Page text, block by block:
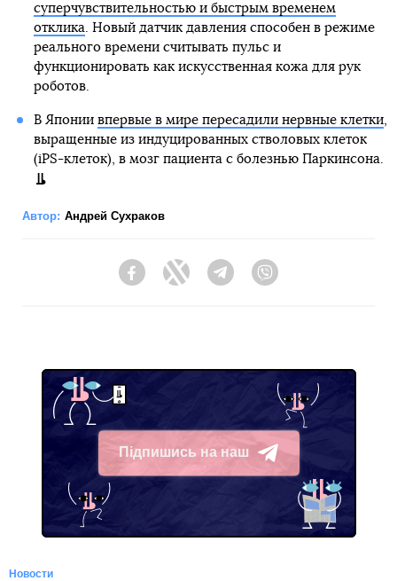
суперчувствительностью и быстрым временем
отклика . Новый датчик давления способен в режиме
реального времени считывать пульс и
функционировать как искусственная кожа для рук
роботов.
В Японии впервые в мире пересадили нервные клетки,
выращенные из индуцированных стволовых клеток
(iPS-клеток), в мозг пациента с болезнью Паркинсона.
Автор: Андрей Сухраков
FacebookTwitter Telegram
Підпишись на наш
Telegram
Новости